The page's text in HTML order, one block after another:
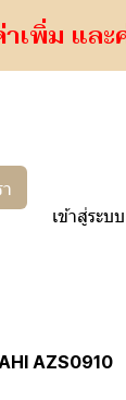
เพิ่ม และ
เข้าสู่ระบบ
AZS0910